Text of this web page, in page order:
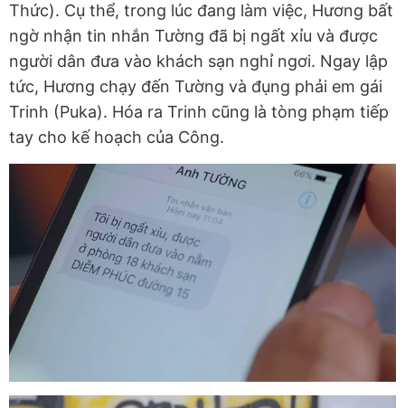
Thức). Cụ thể, trong lúc đang làm việc, Hương bất
ngờ nhận tin nhắn Tường đã bị ngất xỉu và được
người dân đưa vào khách sạn nghỉ ngơi. Ngay lập
tức, Hương chạy đến Tường và đụng phải em gái
Trinh (Puka). Hóa ra Trinh cũng là tòng phạm tiếp
tay cho kế hoạch của Công.